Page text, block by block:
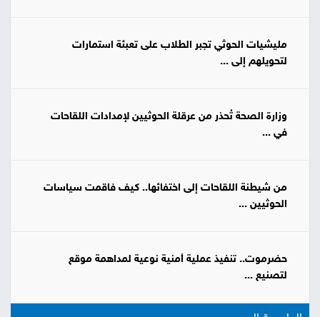
مليشيات الحوثي تجبر الطلاب على تعبئة استمارات
لتحويلهم إلى ...
وزارة الصحة تُحذر من عرقلة الحوثيين لإمدادات اللقاحات
في ...
من شيطنة اللقاحات إلى اختفائها.. كيف فاقمت سياسات
الحوثيين ...
حضرموت.. تنفيذ عملية أمنية نوعية لمداهمة موقع
لتصنيع ...